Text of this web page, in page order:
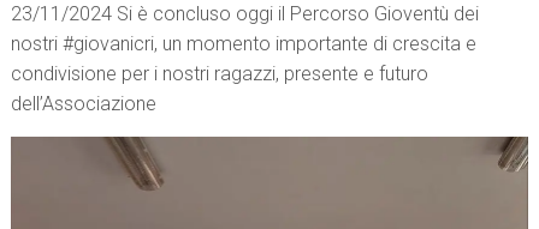
23/11/2024 Si è concluso oggi il Percorso Gioventù dei
nostri #giovanicri, un momento importante di crescita e
condivisione per i nostri ragazzi, presente e futuro
dell’Associazione